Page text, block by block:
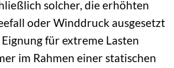
solcher, die erhöhten
oder Winddruck ausgesetzt
für extreme Lasten
im Rahmen einer statischen